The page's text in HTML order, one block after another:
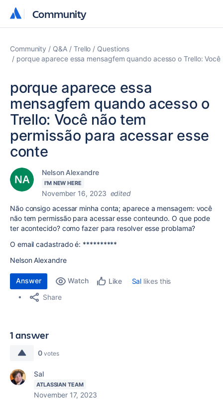
Community
Community
Community Q&A Trello
Questions
porque aparece essa mensagfem quando acesso o Trello:
porque aparece essa
mensagfem quando acesso o
Trello: Você não tem
permissão para acessar esse
conte
Nelson Alexandre
I'M NEW HERE
November 16, 2023 edited
Não consigo acessar minha conta; aparece a mensagem: você
não tem permissão para acessar esse conteundo. O que pode
ter acontecido? como fazer para resolver esse problama?
O email cadastrado é: **********
Nelson Alexandre
Answer Watch Like Sal likes this
Share
1 answer
0 votes
Sal
ATLASSIAN TEAM
November 17, 2023